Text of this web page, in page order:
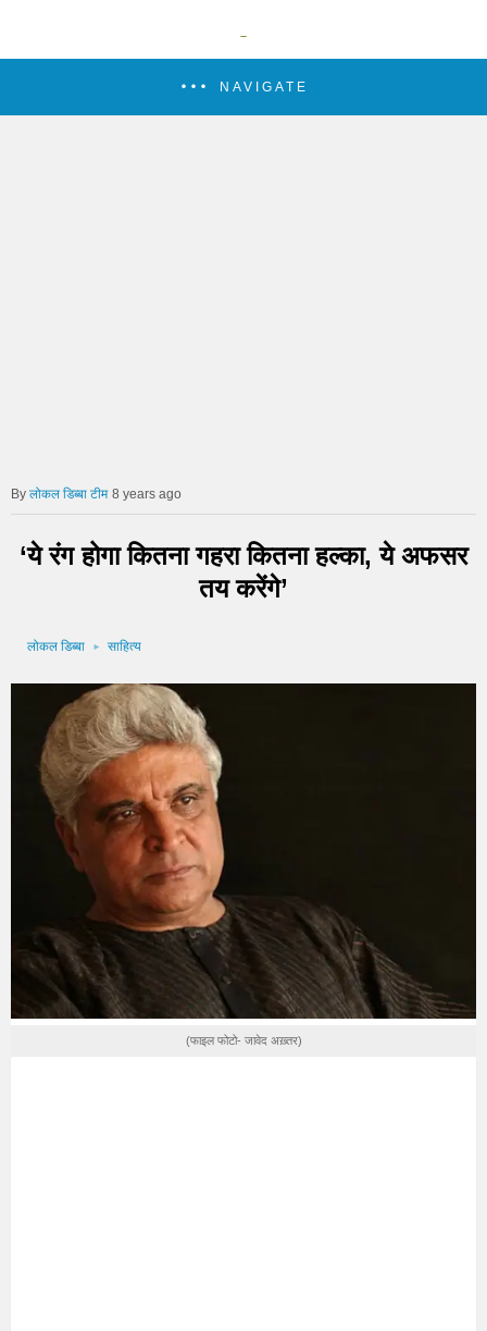
NAVIGATE
लोकल डिब्बा टीम 8 years ago
‘ये रंग होगा कितना गहरा कितना हल्का, ये अफसर
तय करेंगे’
लोकल डिब्बा साहित्य
(फाइल फोटो- जावेद अख़्तर)